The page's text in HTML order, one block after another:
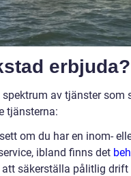
erbjuda?
av tjänster
tjänsterna:
om du har en inom-
ibland finns det
säkerställa pålitlig